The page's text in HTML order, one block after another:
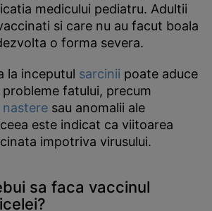
medicului pediatru. Adultii
si care nu au facut boala
o forma severa.
la inceputul sarcinii poate aduce
fatului, precum
sau anomalii ale
este indicat ca viitoarea
impotriva virusului.
sa faca vaccinul